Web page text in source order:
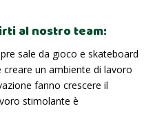
al nostro team:
sale da gioco e skateboard
un ambiente di lavoro
fanno crescere il
stimolante è